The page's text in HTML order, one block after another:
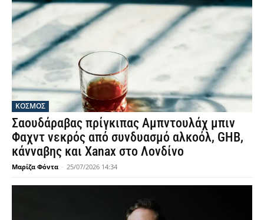
ΚΟΣΜΟΣ
Σαουδάραβας πρίγκιπας Αμπντουλάχ μπιν
Φαχντ νεκρός από συνδυασμό αλκοόλ, GHB,
κάνναβης και Xanax στο Λονδίνο
Μαρίζα Φόντα - 25/07/2026 14:34